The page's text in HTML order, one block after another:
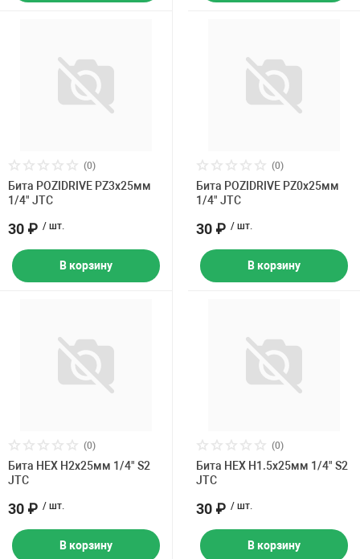
(0)
Бита POZIDRIVE PZ3х25мм
1/4" JTC
30 ₽ / шт.
В корзину
(0)
Бита POZIDRIVE PZ0х25мм
1/4" JTC
30 ₽ / шт.
В корзину
(0)
Бита HEX H2х25мм 1/4" S2
JTC
30 ₽ / шт.
В корзину
(0)
Бита HEX H1.5х25мм 1/4" S2
JTC
30 ₽ / шт.
В корзину